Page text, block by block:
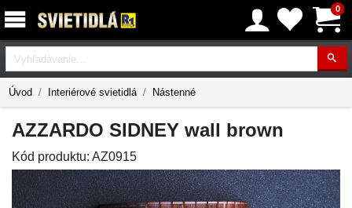
0
Vyhľadávanie
Úvod Interiérové svietidlá Nástenné
AZZARDO SIDNEY wall brown
Kód produktu: AZ0915